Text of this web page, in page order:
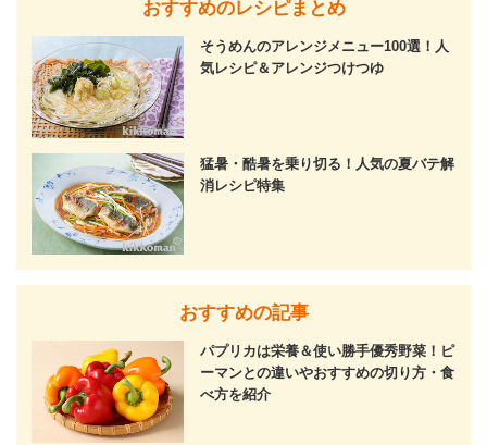
おすすめのレシピまとめ
そうめんのアレンジメニュー100選！人
気レシピ＆アレンジつけつゆ
猛暑・酷暑を乗り切る！人気の夏バテ解
消レシピ特集
おすすめの記事
パプリカは栄養＆使い勝手優秀野菜！ピ
ーマンとの違いやおすすめの切り方・食
べ方を紹介